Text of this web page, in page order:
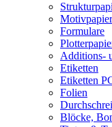
Formulare
Additions-
Etiketten
Etiketten
Folien
Blöcke,